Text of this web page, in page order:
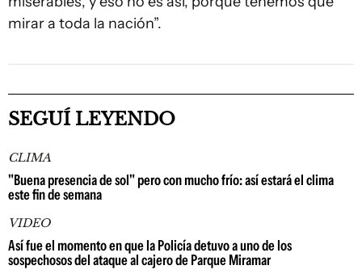
mirar a toda la nación”.
SEGUÍ LEYENDO
CLIMA
"Buena presencia de sol" pero con mucho frío: así estará el clima
este fin de semana
VIDEO
Así fue el momento en que la Policía detuvo a uno de los
sospechosos del ataque al cajero de Parque Miramar